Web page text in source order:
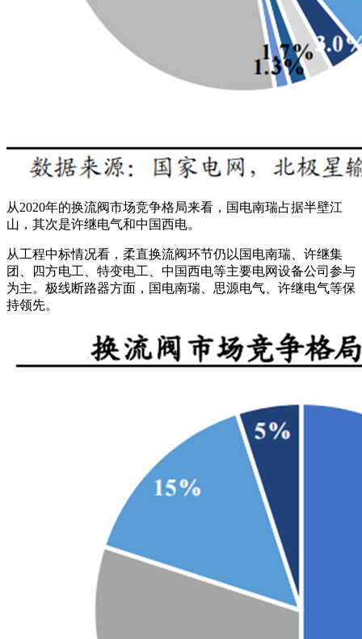
从2020年的换流阀市场竞争格局来看，国电南瑞占据半壁江
山，其次是许继电气和中国西电。
从工程中标情况看，柔直换流阀环节仍以国电南瑞、许继集
团、四方电工、特变电工、中国西电等主要电网设备公司参与
为主。极线断路器方面，国电南瑞、思源电气、许继电气等保
持领先。